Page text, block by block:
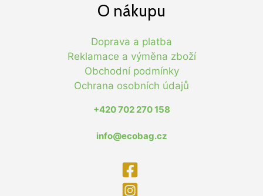
O nákupu
Doprava a platba
Reklamace a výměna zboží
Obchodní podmínky
Ochrana osobních údajů
+420 702 270 158
info@ecobag.cz